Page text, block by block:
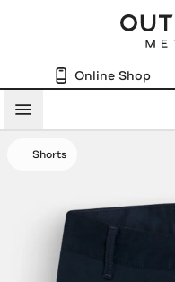
Online Shop
Menü
Shorts